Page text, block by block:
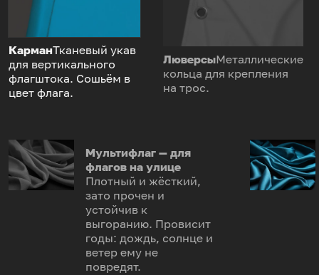
КарманТканевый укав
для вертикального
флагштока. Сошьём в
цвет флага.
ЛюверсыМеталлические
кольца для крепления
на трос.
Мультифлаг — для
флагов на улице
Плотный и жёсткий,
зато прочен и
устойчив к
выгоранию. Провисит
годы: дождь, солнце и
ветер ему не
повредят.